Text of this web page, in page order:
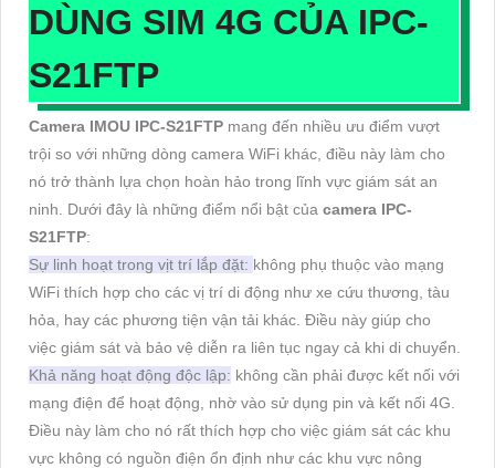
DÙNG SIM 4G CỦA IPC-
S21FTP
Camera IMOU IPC-S21FTP mang đến nhiều ưu điểm vượt
trội so với những dòng camera WiFi khác, điều này làm cho
nó trở thành lựa chọn hoàn hảo trong lĩnh vực giám sát an
ninh. Dưới đây là những điểm nổi bật của camera IPC-
S21FTP:
Sự linh hoạt trong vịt trí lắp đặt: không phụ thuộc vào mạng
WiFi thích hợp cho các vị trí di động như xe cứu thương, tàu
hỏa, hay các phương tiện vận tải khác. Điều này giúp cho
việc giám sát và bảo vệ diễn ra liên tục ngay cả khi di chuyển.
Khả năng hoạt động độc lập: không cần phải được kết nối với
mạng điện để hoạt động, nhờ vào sử dụng pin và kết nối 4G.
Điều này làm cho nó rất thích hợp cho việc giám sát các khu
vực không có nguồn điện ổn định như các khu vực nông